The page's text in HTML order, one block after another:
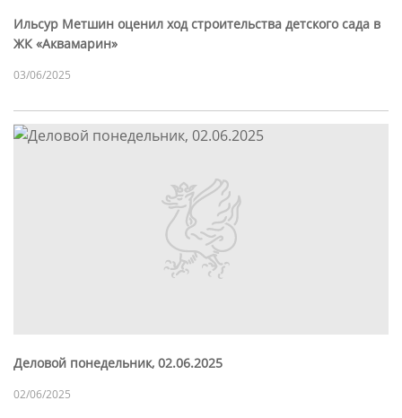
Ильсур Метшин оценил ход строительства детского сада в
ЖК «Аквамарин»
03/06/2025
Деловой понедельник, 02.06.2025
02/06/2025